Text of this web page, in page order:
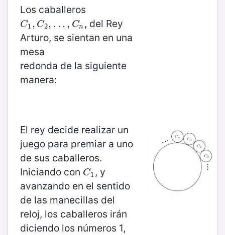
Los caballeros
C1, C2, … , Cn
C1 ,C2,… ,C n
, del Rey
Arturo, se sientan en una
mesa
redonda de la siguiente
manera:
El rey decide realizar un
juego para premiar a uno
de sus caballeros.
Iniciando con C1
C1 , y
avanzando en el sentido
de las manecillas del
reloj, los caballeros irán
diciendo los números 1,